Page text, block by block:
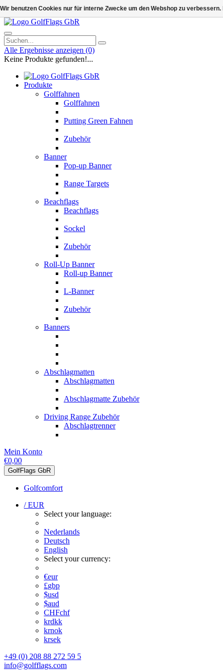
Alle Ergebnisse anzeigen (0)
Keine Produkte gefunden!...
Produkte
Golffahnen
Golffahnen
Putting Green Fahnen
Zubehör
Banner
Pop-up Banner
Range Targets
Beachflags
Beachflags
Sockel
Zubehör
Roll-Up Banner
Roll-up Banner
L-Banner
Zubehör
Banners
Abschlagmatten
Abschlagmatten
Abschlagmatte Zubehör
Driving Range Zubehör
Abschlagtrenner
Mein Konto
€0,00
GolfFlags GbR
Golfcomfort
/ EUR
Select your language:
Nederlands
Deutsch
English
Select your currency:
€eur
£gbp
$usd
$aud
CHFchf
krdkk
krnok
krsek
+49 (0) 208 88 272 59 5
info@golfflags.com
Wir benutzen Cookies nur für interne Zwecke um den Webshop zu